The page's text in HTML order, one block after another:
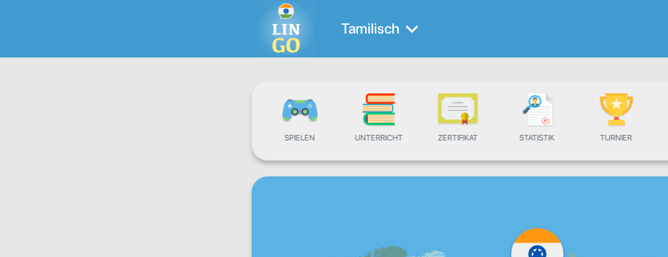
Tamilisch
SPIELEN UNTERRICHT ZERTIFIKAT STATISTIK TURNIER